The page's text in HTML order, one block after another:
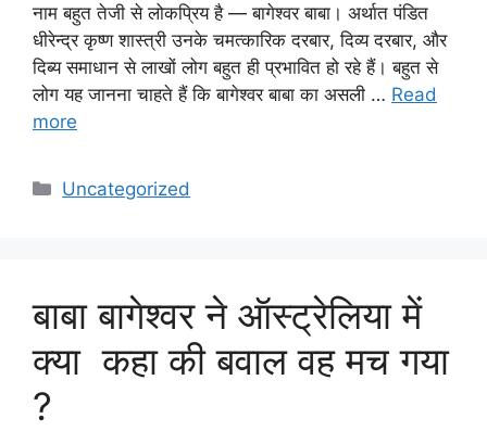
नाम बहुत तेजी से लोकप्रिय है — बागेश्वर बाबा। अर्थात पंडित
धीरेन्द्र कृष्ण शास्त्री उनके चमत्कारिक दरबार, दिव्य दरबार, और
दिब्य समाधान से लाखों लोग बहुत ही प्रभावित हो रहे हैं। बहुत से
लोग यह जानना चाहते हैं कि बागेश्वर बाबा का असली … Read
more
Categories
Uncategorized
बाबा बागेश्वर ने ऑस्ट्रेलिया में
क्या कहा की बवाल वह मच गया
?